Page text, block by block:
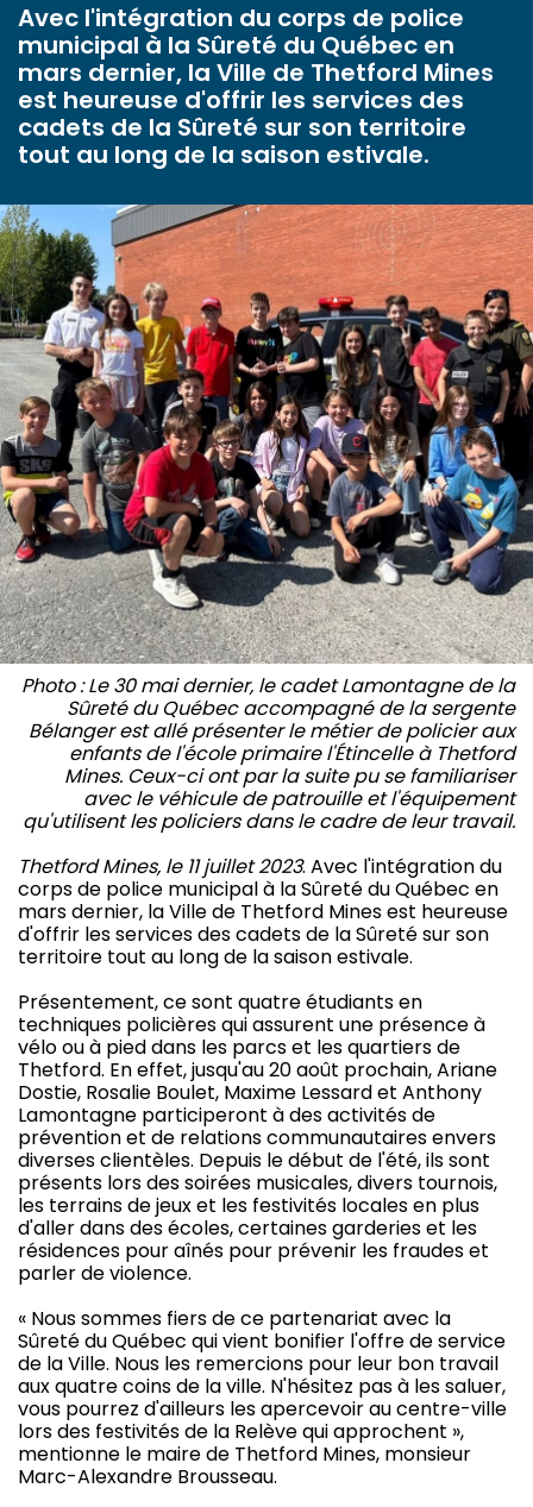
Avec l'intégration du corps de police
municipal à la Sûreté du Québec en
mars dernier, la Ville de Thetford Mines
est heureuse d'offrir les services des
cadets de la Sûreté sur son territoire
tout au long de la saison estivale.
Photo : Le 30 mai dernier, le cadet Lamontagne de la
Sûreté du Québec accompagné de la sergente
Bélanger est allé présenter le métier de policier aux
enfants de l'école primaire l'Étincelle à Thetford
Mines. Ceux-ci ont par la suite pu se familiariser
avec le véhicule de patrouille et l'équipement
qu'utilisent les policiers dans le cadre de leur travail.
Thetford Mines, le 11 juillet 2023. Avec l'intégration du
corps de police municipal à la Sûreté du Québec en
mars dernier, la Ville de Thetford Mines est heureuse
d'offrir les services des cadets de la Sûreté sur son
territoire tout au long de la saison estivale.
Présentement, ce sont quatre étudiants en
techniques policières qui assurent une présence à
vélo ou à pied dans les parcs et les quartiers de
Thetford. En effet, jusqu'au 20 août prochain, Ariane
Dostie, Rosalie Boulet, Maxime Lessard et Anthony
Lamontagne participeront à des activités de
prévention et de relations communautaires envers
diverses clientèles. Depuis le début de l'été, ils sont
présents lors des soirées musicales, divers tournois,
les terrains de jeux et les festivités locales en plus
d'aller dans des écoles, certaines garderies et les
résidences pour aînés pour prévenir les fraudes et
parler de violence.
« Nous sommes fiers de ce partenariat avec la
Sûreté du Québec qui vient bonifier l'offre de service
de la Ville. Nous les remercions pour leur bon travail
aux quatre coins de la ville. N'hésitez pas à les saluer,
vous pourrez d'ailleurs les apercevoir au centre-ville
lors des festivités de la Relève qui approchent »,
mentionne le maire de Thetford Mines, monsieur
Marc-Alexandre Brousseau.